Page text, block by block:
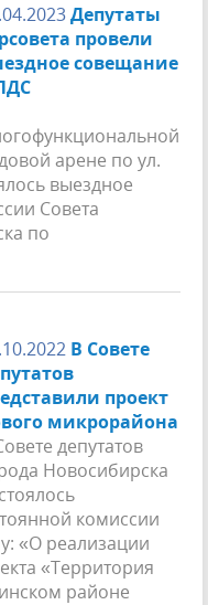
Депутаты
провели
совещание
арене по ул.
выездное
Совета
по
В Совете
проект
микрорайона
депутатов
Новосибирска
комиссии
«О реализации
«Территория
районе